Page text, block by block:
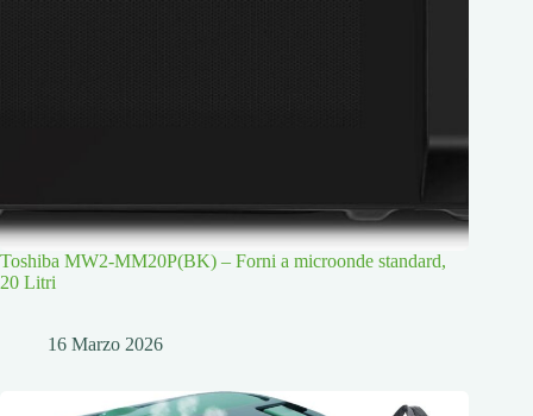
Toshiba MW2-MM20P(BK) – Forni a microonde standard,
20 Litri
16 Marzo 2026